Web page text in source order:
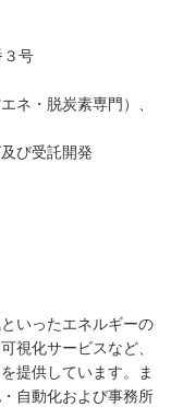
号
ネ・脱炭素専門）、
受託開発
いったエネルギーの
視化サービスなど、
提供しています。ま
自動化および事務所